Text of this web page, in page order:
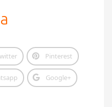
Pinterest
Google+